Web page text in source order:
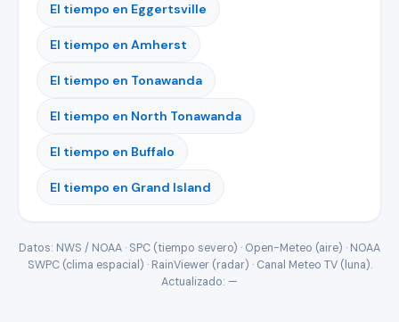
El tiempo en Eggertsville
El tiempo en Amherst
El tiempo en Tonawanda
El tiempo en North Tonawanda
El tiempo en Buffalo
El tiempo en Grand Island
Datos: NWS / NOAA · SPC (tiempo severo) · Open-Meteo (aire) · NOAA
SWPC (clima espacial) · RainViewer (radar) · Canal Meteo TV (luna).
Actualizado: —